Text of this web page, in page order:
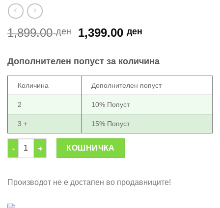
1,899.00ден
Original
1,899.00 ден.
1,399.00ден
1,399.00 ден.
Дополнителен попуст за количина
Количина Дополнителен попуст
2 10% Попуст
3 + 15% Попуст
Декоративни соларни светилки (8 парчиња) количина
КОШНИЧКА
Производот не е достапен во продавниците!